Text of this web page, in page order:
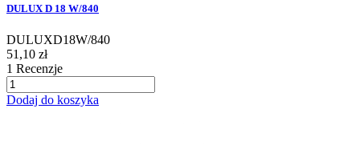
DULUX D 18 W/840
DULUXD18W/840
51,10 zł
1 Recenzje
Dodaj do koszyka